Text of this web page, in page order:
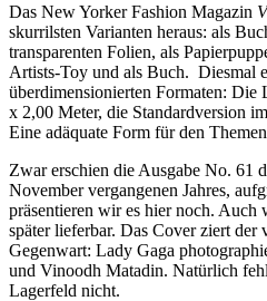
Das New Yorker Fashion Magazin
skurrilsten Varianten heraus: als
transparenten Folien, als
Artists-Toy und als Buch. Diesmal
überdimensionierten Formaten: Die
x 2,00 Meter, die Standardversion
Eine adäquate Form für den
Zwar erschien die Ausgabe No. 61
November vergangenen Jahres,
präsentieren wir es hier noch. Auch
später lieferbar. Das Cover ziert der
Gegenwart: Lady Gaga
und Vinoodh Matadin. Natürlich
Lagerfeld nicht.